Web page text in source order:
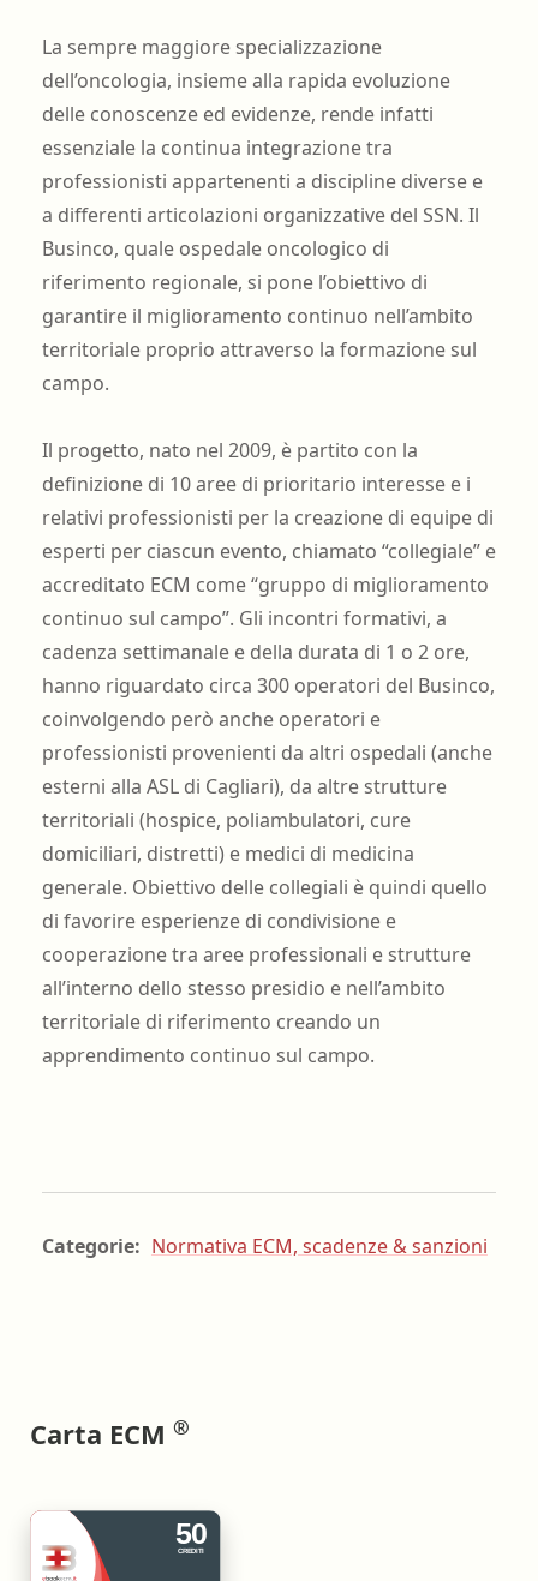
La sempre maggiore specializzazione
dell’oncologia, insieme alla rapida evoluzione
delle conoscenze ed evidenze, rende infatti
essenziale la continua integrazione tra
professionisti appartenenti a discipline diverse e
a differenti articolazioni organizzative del SSN. Il
Businco, quale ospedale oncologico di
riferimento regionale, si pone l’obiettivo di
garantire il miglioramento continuo nell’ambito
territoriale proprio attraverso la formazione sul
campo.
Il progetto, nato nel 2009, è partito con la
definizione di 10 aree di prioritario interesse e i
relativi professionisti per la creazione di equipe di
esperti per ciascun evento, chiamato “collegiale” e
accreditato ECM come “gruppo di miglioramento
continuo sul campo”. Gli incontri formativi, a
cadenza settimanale e della durata di 1 o 2 ore,
hanno riguardato circa 300 operatori del Businco,
coinvolgendo però anche operatori e
professionisti provenienti da altri ospedali (anche
esterni alla ASL di Cagliari), da altre strutture
territoriali (hospice, poliambulatori, cure
domiciliari, distretti) e medici di medicina
generale. Obiettivo delle collegiali è quindi quello
di favorire esperienze di condivisione e
cooperazione tra aree professionali e strutture
all’interno dello stesso presidio e nell’ambito
territoriale di riferimento creando un
apprendimento continuo sul campo.
Categorie: Normativa ECM, scadenze & sanzioni
Carta ECM ®